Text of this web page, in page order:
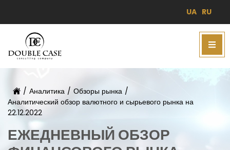
UA RU
/ Аналитика / Обзоры рынка /
Аналитический обзор валютного и сырьевого рынка на
22.12.2022
ЕЖЕДНЕВНЫЙ ОБЗОР